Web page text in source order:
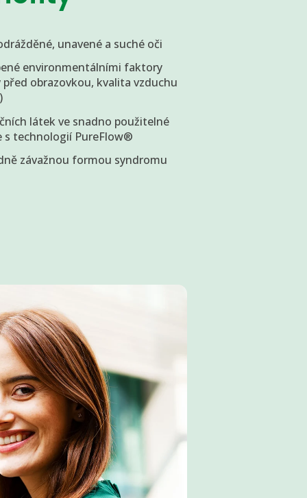
unavené a suché oči
environmentálními faktory
obrazovkou, kvalita vzduchu
látek ve snadno použitelné
s technologií PureFlow®
závažnou formou syndromu